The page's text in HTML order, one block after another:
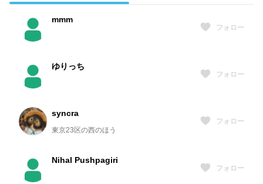
mmm
フォロー
ゆりっち
フォロー
syncra
東京23区の西のほう
フォロー
Nihal Pushpagiri
フォロー